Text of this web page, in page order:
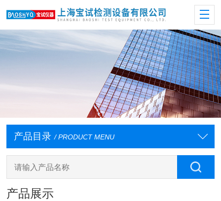
产品目录 / PRODUCT MENU
产品展示